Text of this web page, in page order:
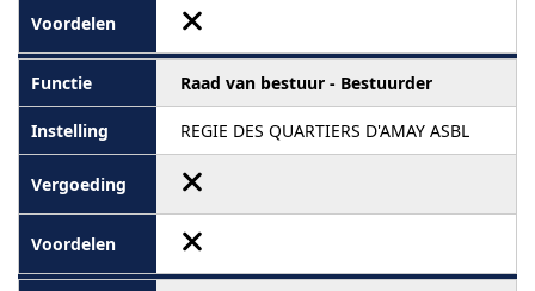
Raad van bestuur - Bestuurder
REGIE DES QUARTIERS D'AMAY ASBL